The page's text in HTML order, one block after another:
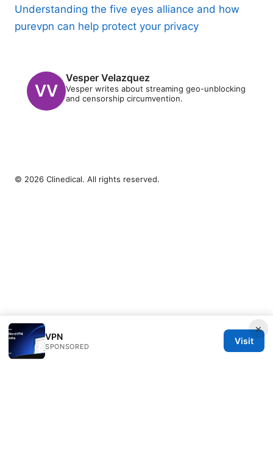
Understanding the five eyes alliance and how
purevpn can help protect your privacy
Vesper Velazquez
Vesper writes about streaming geo-unblocking
and censorship circumvention.
×
VPN
SPONSORED
Visit
© 2026 Clinedical. All rights reserved.